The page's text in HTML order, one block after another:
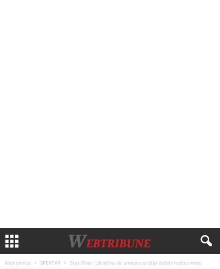
Naslovnica SPEKTAR Skot Riter: Ukrajina će umesto oružja dobiti noćnu moru